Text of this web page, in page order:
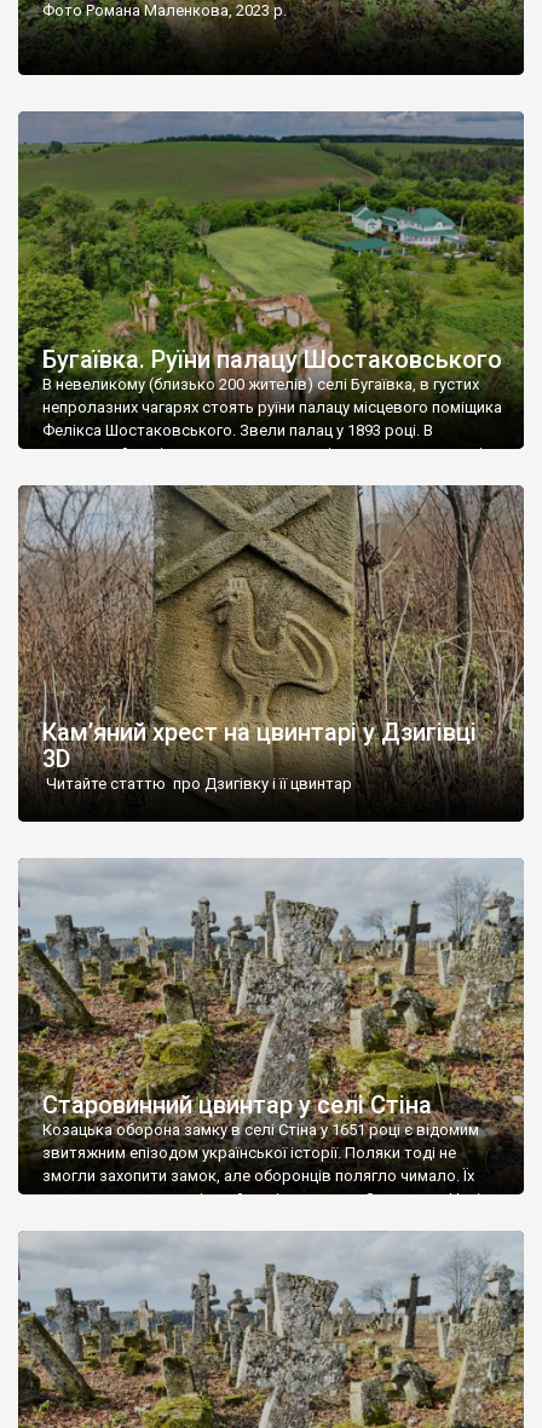
Фото Романа Маленкова, 2023 р.
Бугаївка. Руїни палацу Шостаковського
В невеликому (близько 200 жителів) селі Бугаївка, в густих
непролазних чагарях стоять руїни палацу місцевого поміщика
Фелікса Шостаковського. Звели палац у 1893 році. В
радянський період у ньому спочатку містилася школа, потім
століття тут розмістили туберкульозну лікарню. Коли із
палацу виїхала лікарня – ми точно не […]
Кам’яний хрест на цвинтарі у Дзигівці
3D
Читайте статтю про Дзигівку і її цвинтар
Старовинний цвинтар у селі Стіна
Козацька оборона замку в селі Стіна у 1651 році є відомим
звитяжним епізодом української історії. Поляки тоді не
змогли захопити замок, але оборонців полягло чимало. Їх
поховали на цвинтарі, який тоді називався Замковим. Нині на
ньому чимало хрестів 19 століття, є такі, де епітафії стер […]